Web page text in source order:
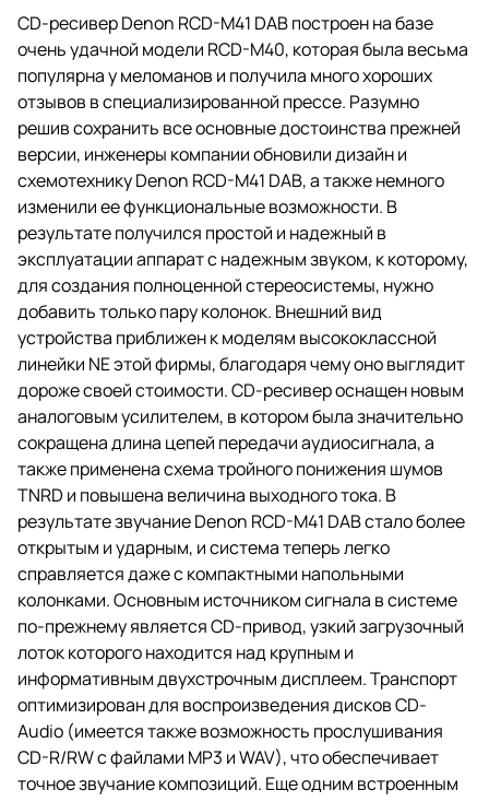
источников воспроизведения:
CD, FM/DAB/DAB+ и два
оптических цифровых входа.
Новый дизайн, вдохновленный
флагманской серией NE.
Потребляемая мощность: 70 Вт.
CD-ресивер Denon RCD-M41 DAB построен на базе
очень удачной модели RCD-M40, которая была весьма
популярна у меломанов и получила много хороших
отзывов в специализированной прессе. Разумно
решив сохранить все основные достоинства прежней
версии, инженеры компании обновили дизайн и
схемотехнику Denon RCD-M41 DAB, а также немного
изменили ее функциональные возможности. В
результате получился простой и надежный в
эксплуатации аппарат с надежным звуком, к которому,
для создания полноценной стереосистемы, нужно
добавить только пару колонок. Внешний вид
устройства приближен к моделям высококлассной
линейки NE этой фирмы, благодаря чему оно выглядит
дороже своей стоимости. CD-ресивер оснащен новым
аналоговым усилителем, в котором была значительно
сокращена длина цепей передачи аудиосигнала, а
также применена схема тройного понижения шумов
TNRD и повышена величина выходного тока. В
результате звучание Denon RCD-M41 DAB стало более
открытым и ударным, и система теперь легко
справляется даже с компактными напольными
колонками. Основным источником сигнала в системе
по-прежнему является CD-привод, узкий загрузочный
лоток которого находится над крупным и
информативным двухстрочным дисплеем. Транспорт
оптимизирован для воспроизведения дисков CD-
Audio (имеется также возможность прослушивания
CD-R/RW с файлами MP3 и WAV), что обеспечивает
точное звучание композиций. Еще одним встроенным